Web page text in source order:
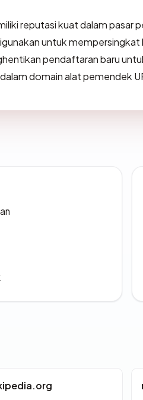
reputasi kuat dalam pasar
untuk
pendaftaran baru
domain alat pemendek